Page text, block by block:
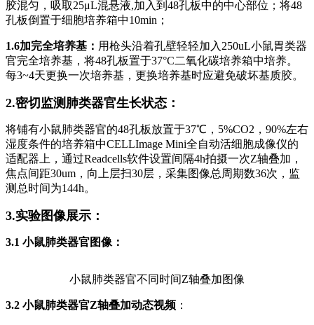
胶混匀，吸取25μL混悬液,加入到48孔板中的中心部位；将48
孔板倒置于细胞培养箱中10min；
1.6加完全培养基： 用枪头沿着孔壁轻轻加入250uL小鼠胃类器
官完全培养基，将48孔板置于37°C二氧化碳培养箱中培养。
每3~4天更换一次培养基，更换培养基时应避免破坏基质胶。
2.密切监测肺类器官生长状态：
将铺有小鼠肺类器官的48孔板放置于37℃，5%CO2，90%左右
湿度条件的培养箱中CELLImage Mini全自动活细胞成像仪的
适配器上，通过Readcells软件设置间隔4h拍摄一次Z轴叠加，
焦点间距30um，向上层扫30层，采集图像总周期数36次，监
测总时间为144h。
3.实验图像展示：
3.1 小鼠肺类器官图像：
小鼠肺类器官不同时间Z轴叠加图像
3.2 小鼠肺类器官Z轴叠加动态视频 ：